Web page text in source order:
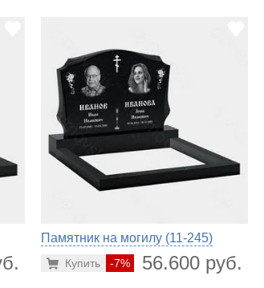
Памятник на могилу (11-245)
-7% 56.600 руб.
Купить